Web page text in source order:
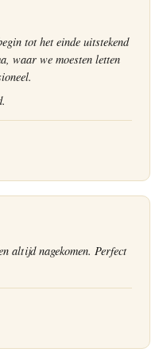
tot het einde uitstekend
waar we moesten letten
altijd nagekomen. Perfect